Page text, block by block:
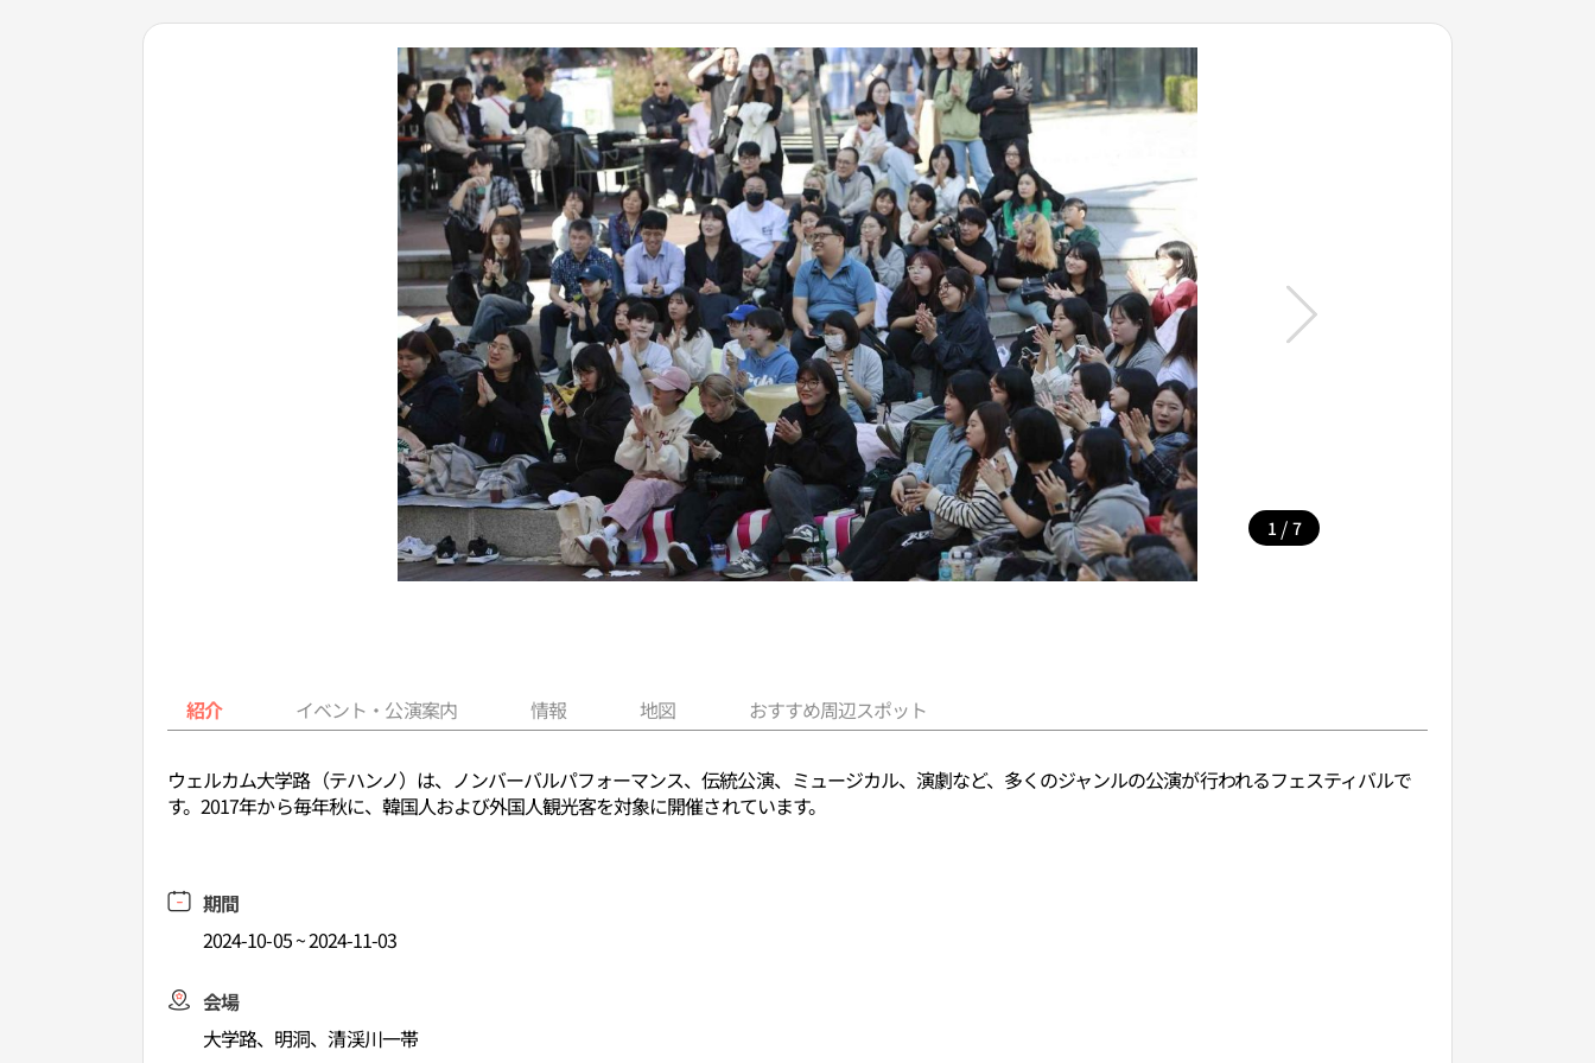
1 / 7
紹介 イベント・公演案内 情報 地図 おすすめ周辺スポット
ウェルカム大学路（テハンノ）は、ノンバーバルパフォーマンス、伝統公演、ミュージカル、演劇など、多くのジャンルの公演が行われるフェスティバルで
す。2017年から毎年秋に、韓国人および外国人観光客を対象に開催されています。
期間
2024-10-05 ~ 2024-11-03
会場
大学路、明洞、清渓川一帯